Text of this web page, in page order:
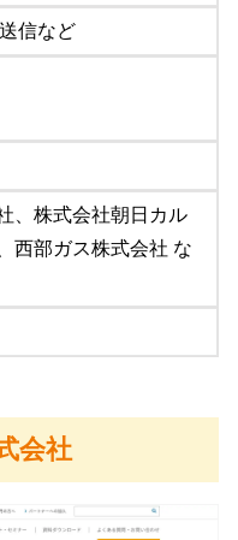
信など
、株式会社朝日カル
西部ガス株式会社 な
会社